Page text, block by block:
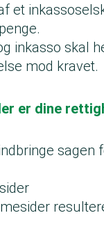
et
inkasso skal
mod kravet.
er dine
sagen